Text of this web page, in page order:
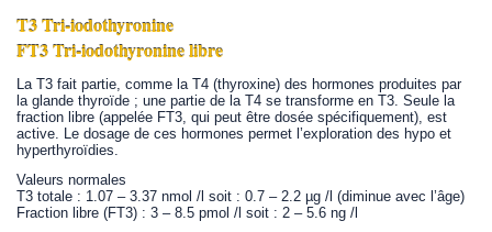
T3 Tri-iodothyronine
FT3 Tri-iodothyronine libre
La T3 fait partie, comme la T4 (thyroxine) des hormones produites par
la glande thyroïde ; une partie de la T4 se transforme en T3. Seule la
fraction libre (appelée FT3, qui peut être dosée spécifiquement), est
active. Le dosage de ces hormones permet l’exploration des hypo et
hyperthyroïdies.
Valeurs normales
T3 totale : 1.07 – 3.37 nmol /l soit : 0.7 – 2.2 µg /l (diminue avec l’âge)
Fraction libre (FT3) : 3 – 8.5 pmol /l soit : 2 – 5.6 ng /l